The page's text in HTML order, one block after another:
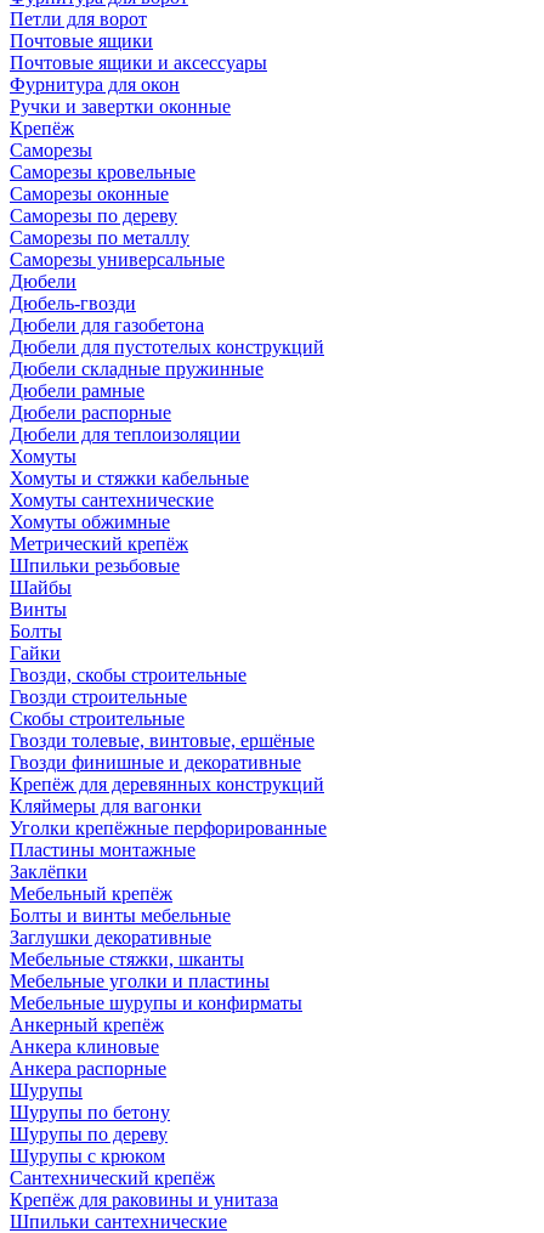
Петли для ворот
Почтовые ящики
Почтовые ящики и аксессуары
Фурнитура для окон
Ручки и завертки оконные
Крепёж
Саморезы
Саморезы кровельные
Саморезы оконные
Саморезы по дереву
Саморезы по металлу
Саморезы универсальные
Дюбели
Дюбель-гвозди
Дюбели для газобетона
Дюбели для пустотелых конструкций
Дюбели складные пружинные
Дюбели рамные
Дюбели распорные
Дюбели для теплоизоляции
Хомуты
Хомуты и стяжки кабельные
Хомуты сантехнические
Хомуты обжимные
Метрический крепёж
Шпильки резьбовые
Шайбы
Винты
Болты
Гайки
Гвозди, скобы строительные
Гвозди строительные
Скобы строительные
Гвозди толевые, винтовые, ершёные
Гвозди финишные и декоративные
Крепёж для деревянных конструкций
Кляймеры для вагонки
Уголки крепёжные перфорированные
Пластины монтажные
Заклёпки
Мебельный крепёж
Болты и винты мебельные
Заглушки декоративные
Мебельные стяжки, шканты
Мебельные уголки и пластины
Мебельные шурупы и конфирматы
Анкерный крепёж
Анкера клиновые
Анкера распорные
Шурупы
Шурупы по бетону
Шурупы по дереву
Шурупы с крюком
Сантехнический крепёж
Крепёж для раковины и унитаза
Шпильки сантехнические